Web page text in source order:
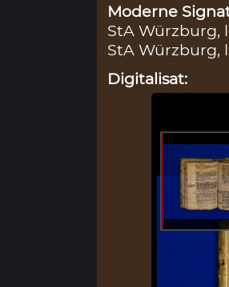
Moderne
StA Würzburg,
StA Würzburg,
Digitalisat: